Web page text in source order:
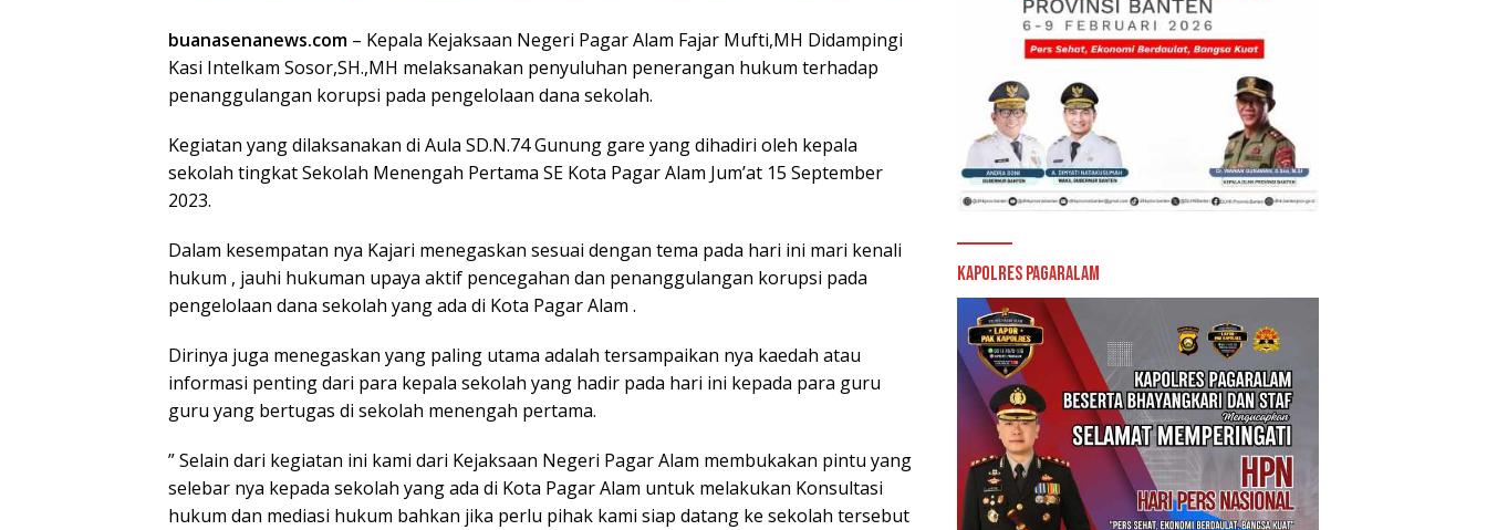
buanasenanews.com – Kepala Kejaksaan Negeri Pagar Alam Fajar Mufti,MH Didampingi
Kasi Intelkam Sosor,SH.,MH melaksanakan penyuluhan penerangan hukum terhadap
penanggulangan korupsi pada pengelolaan dana sekolah.
Kegiatan yang dilaksanakan di Aula SD.N.74 Gunung gare yang dihadiri oleh kepala
sekolah tingkat Sekolah Menengah Pertama SE Kota Pagar Alam Jum’at 15 September
2023.
Dalam kesempatan nya Kajari menegaskan sesuai dengan tema pada hari ini mari kenali
hukum , jauhi hukuman upaya aktif pencegahan dan penanggulangan korupsi pada
pengelolaan dana sekolah yang ada di Kota Pagar Alam .
Dirinya juga menegaskan yang paling utama adalah tersampaikan nya kaedah atau
informasi penting dari para kepala sekolah yang hadir pada hari ini kepada para guru
guru yang bertugas di sekolah menengah pertama.
” Selain dari kegiatan ini kami dari Kejaksaan Negeri Pagar Alam membukakan pintu yang
selebar nya kepada sekolah yang ada di Kota Pagar Alam untuk melakukan Konsultasi
hukum dan mediasi hukum bahkan jika perlu pihak kami siap datang ke sekolah tersebut
Kapolres Pagaralam